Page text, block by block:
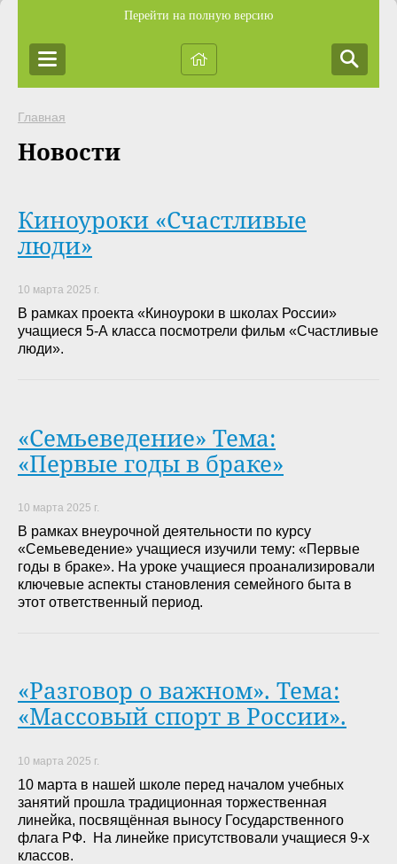
Перейти на полную версию
Главная
Новости
Киноуроки «Счастливые
люди»
10 марта 2025 г.
В рамках проекта «Киноуроки в школах России»
учащиеся 5-А класса посмотрели фильм «Счастливые
люди».
«Семьеведение» Тема:
«Первые годы в браке»
10 марта 2025 г.
В рамках внеурочной деятельности по курсу
«Семьеведение» учащиеся изучили тему: «Первые
годы в браке». На уроке учащиеся проанализировали
ключевые аспекты становления семейного быта в
этот ответственный период.
«Разговор о важном». Тема:
«Массовый спорт в России».
10 марта 2025 г.
​​​​​​​10 марта в нашей школе перед началом учебных
занятий прошла традиционная торжественная
линейка, посвящённая выносу Государственного
флага РФ. На линейке присутствовали учащиеся 9-х
классов.